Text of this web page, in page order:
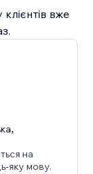
вже
,
на
яку мову.